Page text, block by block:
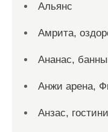
Альянс
Амрита,
Ананас,
Анжи арена,
Анзас,